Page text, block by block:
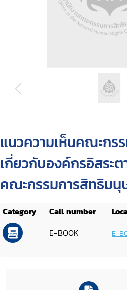
แนวความเห็นคณะกร
เกี่ยวกับองค์กรอิสระ
คณะกรรมการสิทธิม
Category Call number
E-BOOK
E-